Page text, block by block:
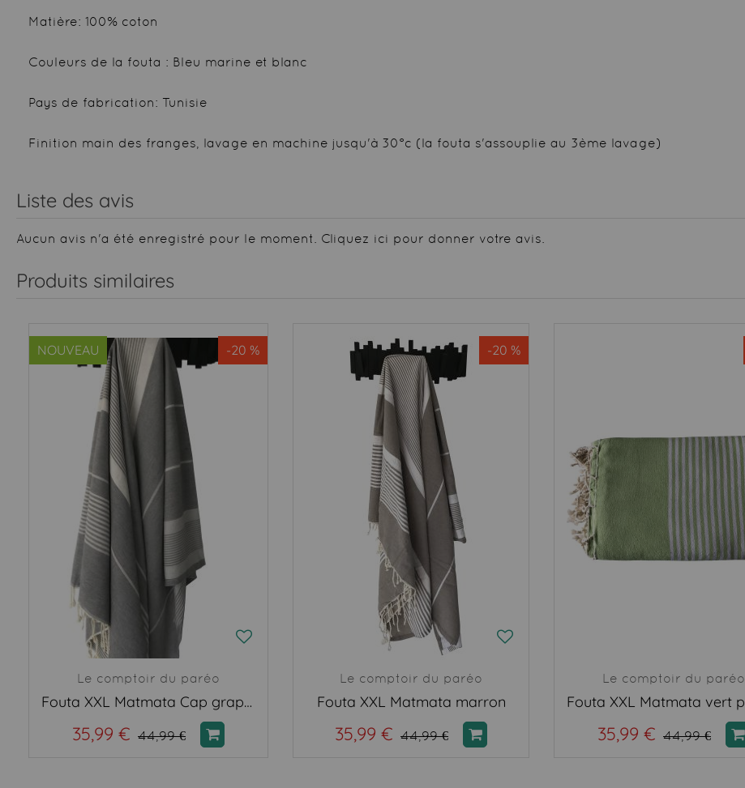
Matière: 100% coton
Couleurs de la fouta : Bleu marine et blanc
Pays de fabrication: Tunisie
Finition main des franges, lavage en machine jusqu'à 30°c (la fouta s'assouplie au 3ème lavage)
Liste des avis
Aucun avis n'a été enregistré pour le moment. Cliquez ici pour donner votre avis.
Produits similaires
NOUVEAU -20 %
Le comptoir du paréo
Fouta XXL Matmata Cap graphite gris
35,99 € 44,99 €
-20 %
Le comptoir du paréo
Fouta XXL Matmata marron
35,99 € 44,99 €
Le comptoir du paréo
35,99 € 44,99 €